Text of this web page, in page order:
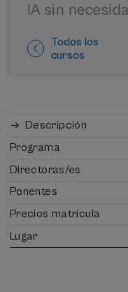
IA sin
Todos los
cursos
Descripción
Programa
Directoras/es
Ponentes
Precios matrícula
Lugar